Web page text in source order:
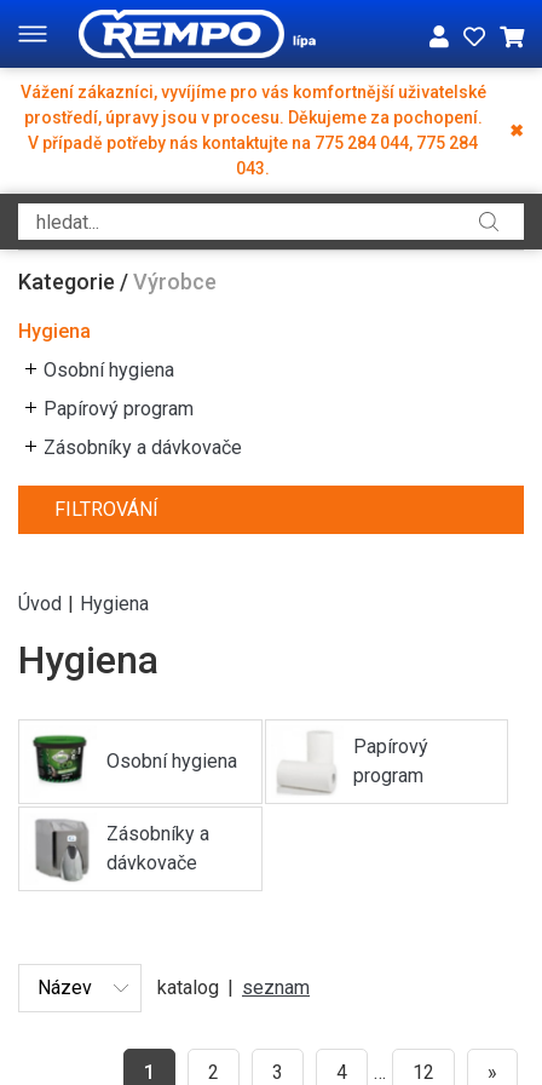
✖
Vážení zákazníci, vyvíjíme pro vás komfortnější uživatelské
prostředí, úpravy jsou v procesu. Děkujeme za pochopení.
V případě potřeby nás kontaktujte na 775 284 044, 775 284
043.
Kategorie /Výrobce
Hygiena
Osobní hygiena
Papírový program
Zásobníky a dávkovače
FILTROVÁNÍ
Úvod | Hygiena
Hygiena
Osobní hygiena
Papírový
program
Zásobníky a
dávkovače
katalog | seznam
1 2 3 4 … 12 »